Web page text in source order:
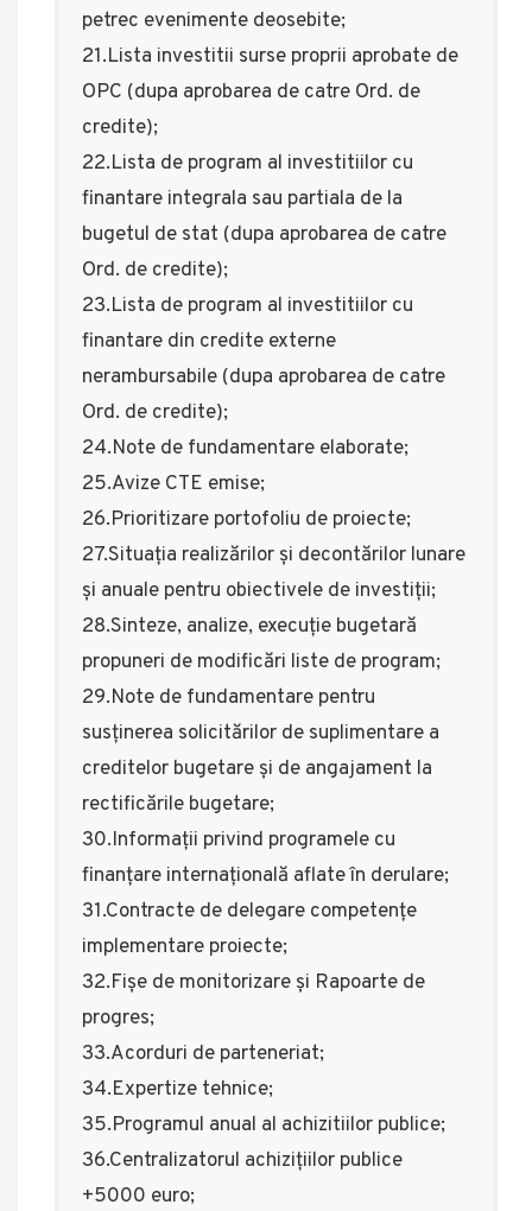
petrec evenimente deosebite;
21.Lista investitii surse proprii aprobate de
OPC (dupa aprobarea de catre Ord. de
credite);
22.Lista de program al investitiilor cu
finantare integrala sau partiala de la
bugetul de stat (dupa aprobarea de catre
Ord. de credite);
23.Lista de program al investitiilor cu
finantare din credite externe
nerambursabile (dupa aprobarea de catre
Ord. de credite);
24.Note de fundamentare elaborate;
25.Avize CTE emise;
26.Prioritizare portofoliu de proiecte;
27.Situația realizărilor și decontărilor lunare
și anuale pentru obiectivele de investiții;
28.Sinteze, analize, execuție bugetară
propuneri de modificări liste de program;
29.Note de fundamentare pentru
susținerea solicitărilor de suplimentare a
creditelor bugetare și de angajament la
rectificările bugetare;
30.Informații privind programele cu
finanțare internațională aflate în derulare;
31.Contracte de delegare competențe
implementare proiecte;
32.Fișe de monitorizare și Rapoarte de
progres;
33.Acorduri de parteneriat;
34.Expertize tehnice;
35.Programul anual al achizitiilor publice;
36.Centralizatorul achiziţiilor publice
+5000 euro;